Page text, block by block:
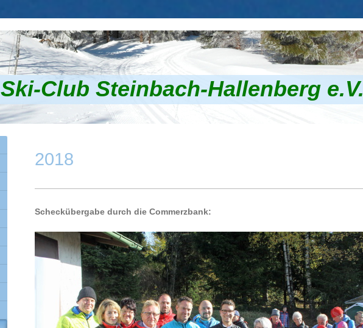
Ski-Club Steinbach-Hallenberg e.V.
2018
Scheckübergabe durch die Commerzbank: